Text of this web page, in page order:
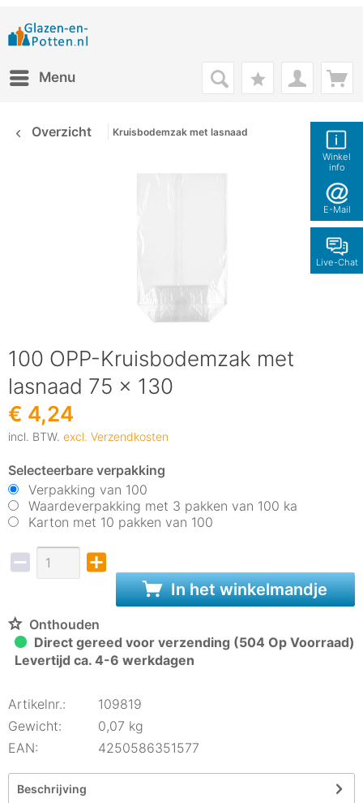
Winkel
info
E-Mail
Live-Chat
Menu
Overzicht Kruisbodemzak met lasnaad
100 OPP-Kruisbodemzak met
lasnaad 75 x 130
€ 4,24
incl. BTW. excl. Verzendkosten
Selecteerbare verpakking
Verpakking van 100
Waardeverpakking met 3 pakken van 100 ka
Karton met 10 pakken van 100
In het winkelmandje
Onthouden
Direct gereed voor verzending (504 Op Voorraad)
Levertijd ca. 4-6 werkdagen
Artikelnr.:
109819
Gewicht:
0,07 kg
EAN:
4250586351577
Beschrijving